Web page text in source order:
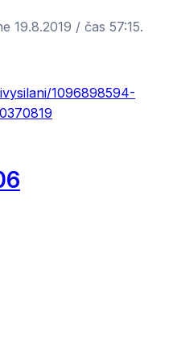
19.8.2019 / čas 57:15.
1096898594-